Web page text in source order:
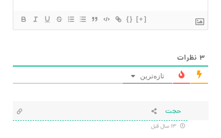
{} [+]
۳ نظرات
تازه‌ترین
حجت